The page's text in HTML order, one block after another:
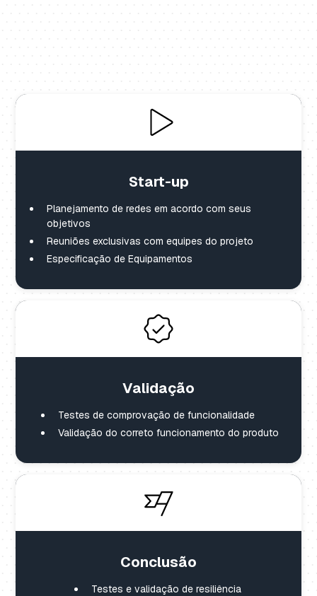
Start-up
Planejamento de redes em acordo com seus
objetivos
Reuniões exclusivas com equipes do projeto
Especificação de Equipamentos
Validação
Testes de comprovação de funcionalidade
Validação do correto funcionamento do produto
Conclusão
Testes e validação de resiliência